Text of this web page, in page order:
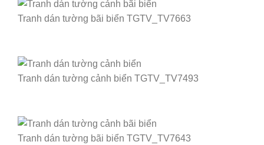
Tranh dán tường bãi biển TGTV_TV7663
Tranh dán tường cảnh biển TGTV_TV7493
Tranh dán tường bãi biển TGTV_TV7643